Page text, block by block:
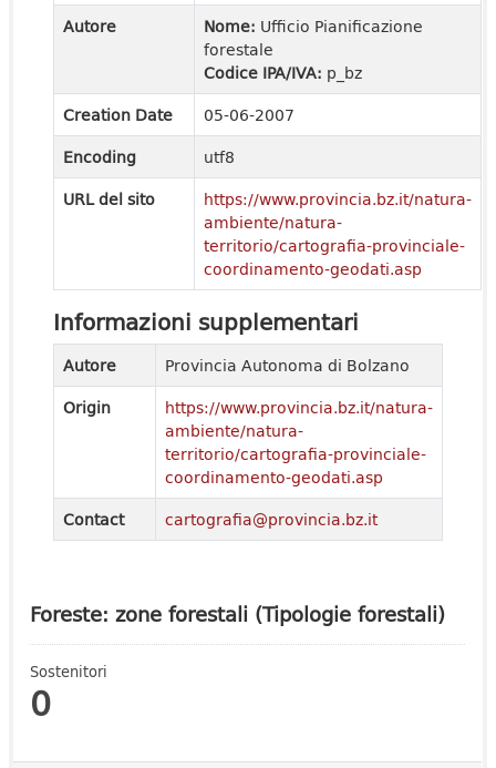
Foreste: zone forestali (Tipologie forestali)
Sostenitori
0
Autore Nome: Ufficio Pianificazione
forestale
Codice IPA/IVA: p_bz
Creation Date
05-06-2007
Encoding
utf8
URL del sito
https://www.provincia.bz.it/natura-
ambiente/natura-
territorio/cartografia-provinciale-
coordinamento-geodati.asp
Informazioni supplementari
Autore
Provincia Autonoma di Bolzano
Origin
https://www.provincia.bz.it/natura-
ambiente/natura-
territorio/cartografia-provinciale-
coordinamento-geodati.asp
Contact
cartografia@provincia.bz.it